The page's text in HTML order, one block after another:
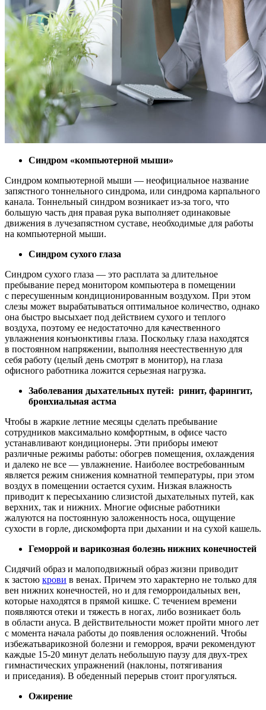
Синдром «компьютерной мыши»
Синдром компьютерной мыши — неофициальное название
запястного тоннельного синдрома, или синдрома карпального
канала. Тоннельный синдром возникает из-за того, что
большую часть дня правая рука выполняет одинаковые
движения в лучезапястном суставе, необходимые для работы
на компьютерной мыши.
Синдром сухого глаза
Синдром сухого глаза — это расплата за длительное
пребывание перед монитором компьютера в помещении
с пересушенным кондиционированным воздухом. При этом
слезы может вырабатываться оптимальное количество, однако
она быстро высыхает под действием сухого и теплого
воздуха, поэтому ее недостаточно для качественного
увлажнения конъюнктивы глаза. Поскольку глаза находятся
в постоянном напряжении, выполняя неестественную для
себя работу (целый день смотрят в монитор), на глаза
офисного работника ложится серьезная нагрузка.
Заболевания дыхательных путей: ринит, фарингит,
бронхиальная астма
Чтобы в жаркие летние месяцы сделать пребывание
сотрудников максимально комфортным, в офисе часто
устанавливают кондиционеры. Эти приборы имеют
различные режимы работы: обогрев помещения, охлаждения
и далеко не все — увлажнение. Наиболее востребованным
является режим снижения комнатной температуры, при этом
воздух в помещении остается сухим. Низкая влажность
приводит к пересыханию слизистой дыхательных путей, как
верхних, так и нижних. Многие офисные работники
жалуются на постоянную заложенность носа, ощущение
сухости в горле, дискомфорта при дыхании и на сухой кашель.
Геморрой и варикозная болезнь нижних конечностей
Сидячий образ и малоподвижный образ жизни приводит
к застою крови в венах. Причем это характерно не только для
вен нижних конечностей, но и для геморроидальных вен,
которые находятся в прямой кишке. С течением времени
появляются отеки и тяжесть в ногах, либо возникает боль
в области ануса. В действительности может пройти много лет
с момента начала работы до появления осложнений. Чтобы
избежатьварикозной болезни и геморроя, врачи рекомендуют
каждые 15-20 минут делать небольшую паузу для двух-трех
гимнастических упражнений (наклоны, потягивания
и приседания). В обеденный перерыв стоит прогуляться.
Ожирение